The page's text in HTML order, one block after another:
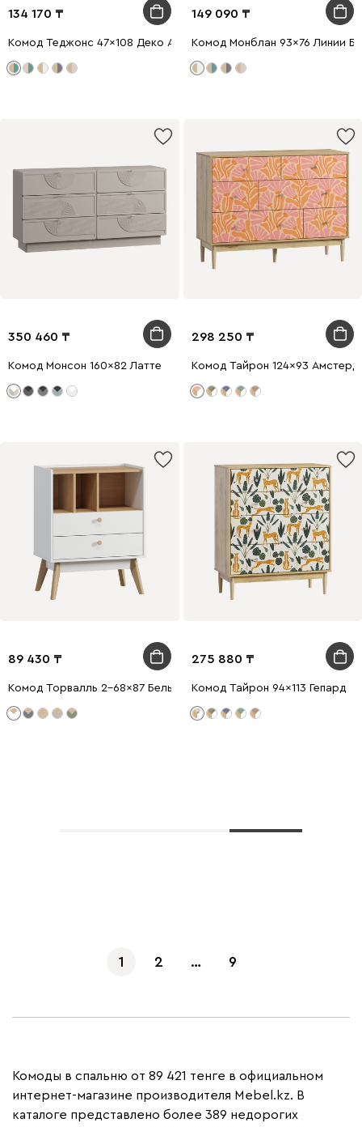
134 170
Комод Теджонс 47x108 Деко Аквамарин
149 090
Комод Монблан 93x76 Линии
350 460
Комод Монсон 160x82 Латте
298 250
Комод Тайрон 124x93
89 430
Комод Торвалль 2-68x87 Белый
275 880
Комод Тайрон 94x113 Гепард
1 2 … 9
Комоды в спальню от 89 421 тенге в официальном
интернет-магазине производителя Mebel.kz. В
каталоге представлено более 389 недорогих